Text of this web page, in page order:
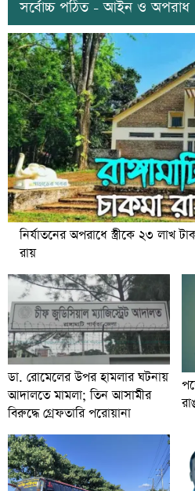
সর্বোচ্চ পঠিত - আইন ও অপরাধ
নির্যাতনের অপরাধে স্ত্রীকে ২৩ লাখ
রায়
ডা. রোমেলের উপর হামলার ঘটনায়
আদালতে মামলা; তিন আসামীর
বিরুদ্ধে গ্রেফতারি পরোয়ানা